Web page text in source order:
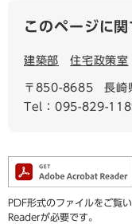
このページに
建築部 住宅政策室
〒850-8685
長崎
Tel：095-829-
PDF形式のファイルをご覧
Readerが必要です。